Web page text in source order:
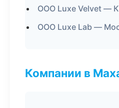
ООО Luxe Velvet —
ООО Luxe Lab —
Компании в